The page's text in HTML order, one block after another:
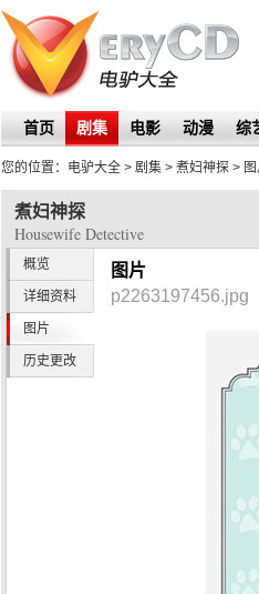
首页 剧集 电影 动漫 综
您的位置： 电驴大全 > 剧集 > 煮妇神探 >
煮妇神探
Housewife Detective
概览
详细资料
图片
历史更改
图片
p2263197456.jpg